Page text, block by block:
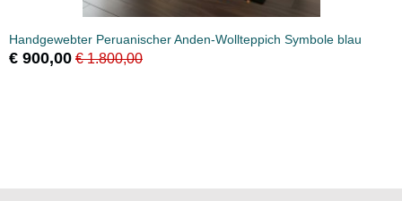
Handgewebter Peruanischer Anden-Wollteppich Symbole blau
€ 900,00 € 1.800,00